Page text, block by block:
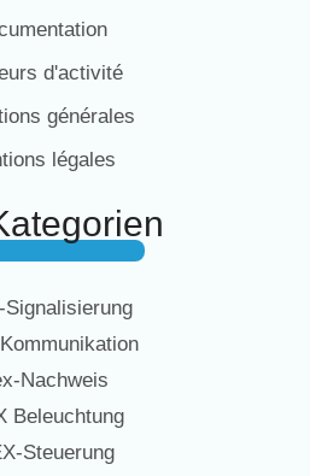
d'activité
générales
légales
Signalisierung
Nachweis
Beleuchtung
Steuerung